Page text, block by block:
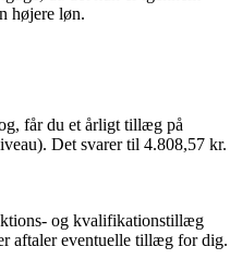
højere løn.
får du et årligt tillæg på
Det svarer til 4.808,57 kr.
og kvalifikationstillæg
aftaler eventuelle tillæg for dig.